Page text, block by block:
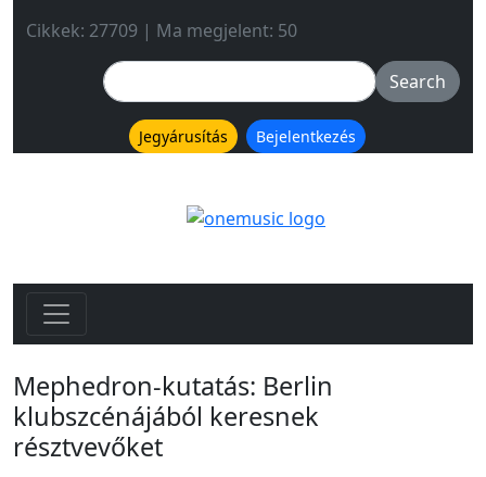
Cikkek: 27709 | Ma megjelent: 50
Jegyárusítás Bejelentkezés
Mephedron-kutatás: Berlin
klubszcénájából keresnek
résztvevőket